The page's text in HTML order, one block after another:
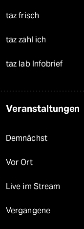
taz frisch
taz zahl ich
taz lab Infobrief
Veranstaltungen
Demnächst
Vor Ort
Live im Stream
Vergangene